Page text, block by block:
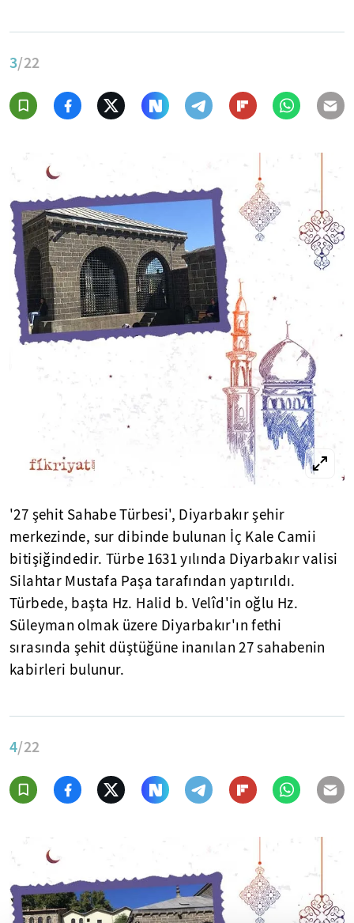
3/22
'27 şehit Sahabe Türbesi', Diyarbakır şehir
merkezinde, sur dibinde bulunan İç Kale Camii
bitişiğindedir. Türbe 1631 yılında Diyarbakır valisi
Silahtar Mustafa Paşa tarafından yaptırıldı.
Türbede, başta Hz. Halid b. Velîd'in oğlu Hz.
Süleyman olmak üzere Diyarbakır'ın fethi
sırasında şehit düştüğüne inanılan 27 sahabenin
kabirleri bulunur.
4/22